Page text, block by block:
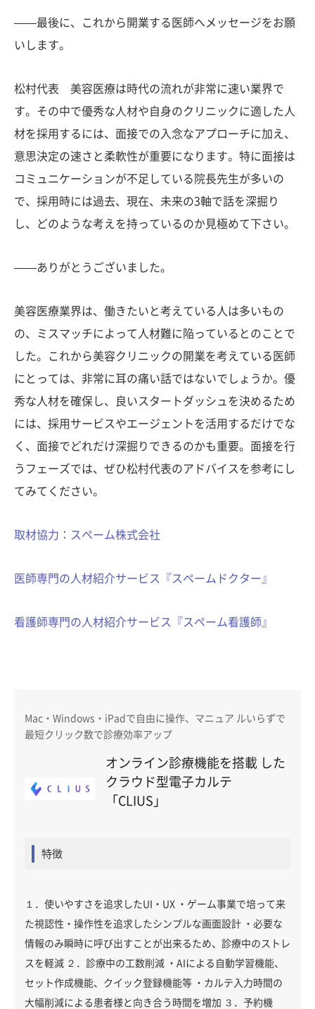
——最後に、これから開業する医師へメッセージをお願
いします。
松村代表 美容医療は時代の流れが非常に速い業界で
す。その中で優秀な人材や自身のクリニックに適した人
材を採用するには、面接での入念なアプローチに加え、
意思決定の速さと柔軟性が重要になります。特に面接は
コミュニケーションが不足している院長先生が多いの
で、採用時には過去、現在、未来の3軸で話を深掘り
し、どのような考えを持っているのか見極めて下さい。
——ありがとうございました。
美容医療業界は、働きたいと考えている人は多いもの
の、ミスマッチによって人材難に陥っているとのことで
した。これから美容クリニックの開業を考えている医師
にとっては、非常に耳の痛い話ではないでしょうか。優
秀な人材を確保し、良いスタートダッシュを決めるため
には、採用サービスやエージェントを活用するだけでな
く、面接でどれだけ深掘りできるのかも重要。面接を行
うフェーズでは、ぜひ松村代表のアドバイスを参考にし
てみてください。
取材協力：スペーム株式会社
医師専門の人材紹介サービス『スペームドクター』
看護師専門の人材紹介サービス『スペーム看護師』
Mac・Windows・iPadで自由に操作、マニュア ルいらずで
最短クリック数で診療効率アップ
オンライン診療機能を搭載 した
クラウド型電子カルテ
「CLIUS」
特徴
１．使いやすさを追求したUI・UX ・ゲーム事業で培って来
た視認性・操作性を追求したシンプルな画面設計 ・必要な
情報のみ瞬時に呼び出すことが出来るため、診療中のストレ
スを軽減 ２．診療中の工数削減 ・AIによる自動学習機能、
セット作成機能、クイック登録機能等 ・カルテ入力時間の
大幅削減による患者様と向き合う時間を増加 ３．予約機